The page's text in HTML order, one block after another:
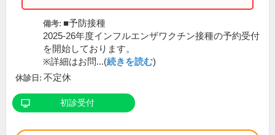
備考: ■予防接種
2025-26年度インフルエンザワクチン接種の予約受付
を開始しております。
※詳細はお問...(続きを読む)
休診日: 不定休
初診受付